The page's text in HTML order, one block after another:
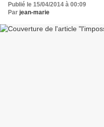
Publié le 15/04/2014 à 00:09
Par jean-marie